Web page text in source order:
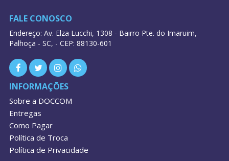
FALE CONOSCO
Endereço: Av. Elza Lucchi, 1308 - Bairro Pte. do Imaruim,
Palhoça - SC, - CEP: 88130-601
INFORMAÇÕES
Sobre a DOCCOM
Entregas
Como Pagar
Política de Troca
Política de Privacidade